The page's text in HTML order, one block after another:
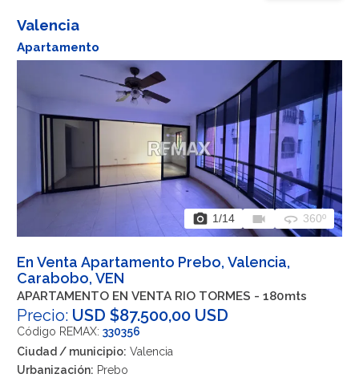
Valencia
Apartamento
photo_camera 1/14 videocam 360 360º
En Venta Apartamento Prebo, Valencia,
Carabobo, VEN
APARTAMENTO EN VENTA RIO TORMES - 180mts
Precio: USD $87.500,00 USD
Código REMAX: 330356
Ciudad / municipio: Valencia
Urbanización: Prebo